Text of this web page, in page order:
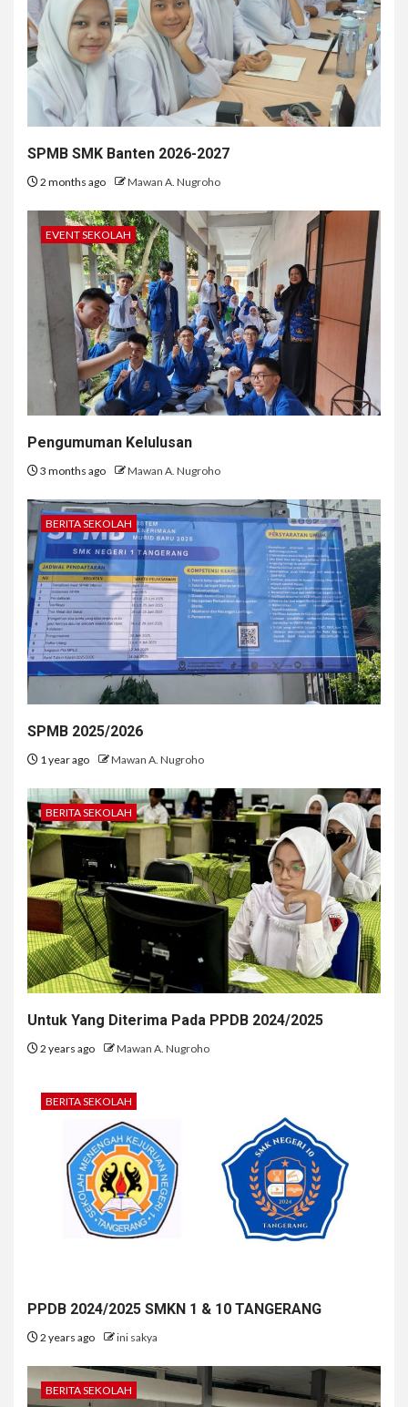
SPMB SMK Banten 2026-2027
2 months ago Mawan A. Nugroho
EVENT SEKOLAH
Pengumuman Kelulusan
3 months ago Mawan A. Nugroho
BERITA SEKOLAH
SPMB 2025/2026
1 year ago Mawan A. Nugroho
BERITA SEKOLAH
Untuk Yang Diterima Pada PPDB 2024/2025
2 years ago Mawan A. Nugroho
BERITA SEKOLAH
PPDB 2024/2025 SMKN 1 & 10 TANGERANG
2 years ago ini sakya
BERITA SEKOLAH